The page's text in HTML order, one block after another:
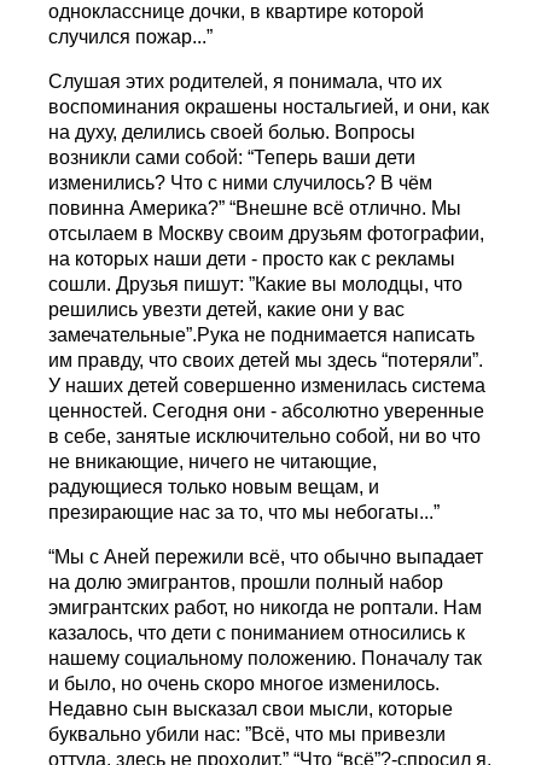
однокласснице дочки, в квартире которой
случился пожар...”
Слушая этих родителей, я понимала, что их
воспоминания окрашены ностальгией, и они, как
на духу, делились своей болью. Вопросы
возникли сами собой: “Теперь ваши дети
изменились? Что с ними случилось? В чём
повинна Америка?” “Внешне всё отлично. Мы
отсылаем в Москву своим друзьям фотографии,
на которых наши дети - просто как с рекламы
сошли. Друзья пишут: ”Какие вы молодцы, что
решились увезти детей, какие они у вас
замечательные”.Рука не поднимается написать
им правду, что своих детей мы здесь “потеряли”.
У наших детей совершенно изменилась система
ценностей. Сегодня они - абсолютно уверенные
в себе, занятые исключительно собой, ни во что
не вникающие, ничего не читающие,
радующиеся только новым вещам, и
презирающие нас за то, что мы небогаты...”
“Мы с Аней пережили всё, что обычно выпадает
на долю эмигрантов, прошли полный набор
эмигрантских работ, но никогда не роптали. Нам
казалось, что дети с пониманием относились к
нашему социальному положению. Поначалу так
и было, но очень скоро многое изменилось.
Недавно сын высказал свои мысли, которые
буквально убили нас: ”Всё, что мы привезли
оттуда, здесь не проходит.” “Что “всё”?-спросил я,